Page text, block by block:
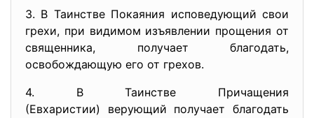
3. В Таинстве Покаяния исповедующий свои
грехи, при видимом изъявлении прощения от
священника, получает благодать,
освобождающую его от грехов.
4. В Таинстве Причащения
(Евхаристии) верующий получает благодать